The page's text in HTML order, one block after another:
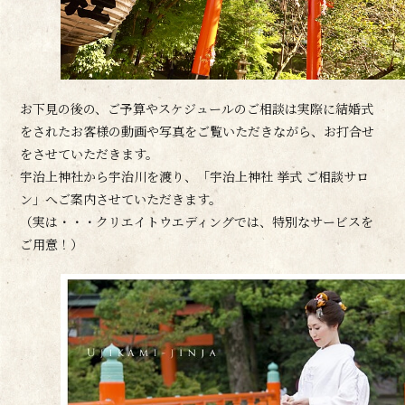
お下見の後の、ご予算やスケジュールのご相談は実際に結婚式
をされたお客様の動画や写真をご覧いただきながら、お打合せ
をさせていただきます。
宇治上神社から宇治川を渡り、「宇治上神社 挙式 ご相談サロ
ン」へご案内させていただきます。
（実は・・・クリエイトウエディングでは、特別なサービスを
ご用意！）